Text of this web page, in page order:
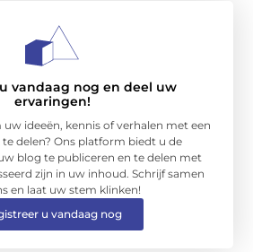
vandaag nog en deel uw
ervaringen!
ideeën, kennis of verhalen met een
delen? Ons platform biedt u de
blog te publiceren en te delen met
zijn in uw inhoud. Schrijf samen
en laat uw stem klinken!
u vandaag nog